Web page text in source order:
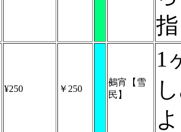
¥250 ￥250
鵺宵【雪
民】
1